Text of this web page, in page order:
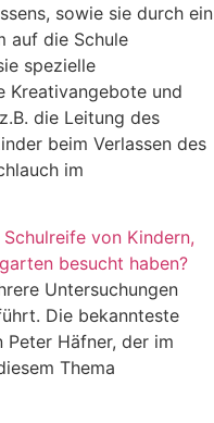
sowie sie durch ein
auf die Schule
spezielle
Kreativangebote und
die Leitung des
beim Verlassen des
im
von Kindern,
besucht haben?
Untersuchungen
Die bekannteste
Häfner, der im
Thema